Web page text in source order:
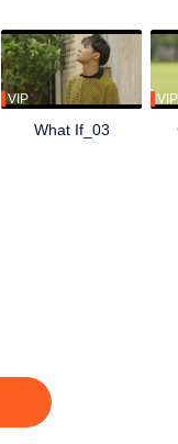
成為歌手的夢想。
VIP
What If_03
VIP